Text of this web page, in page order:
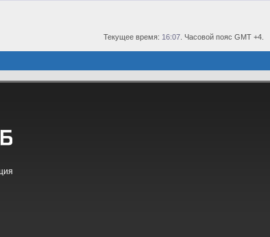
Текущее время: 16:07 . Часовой пояс GMT +4.